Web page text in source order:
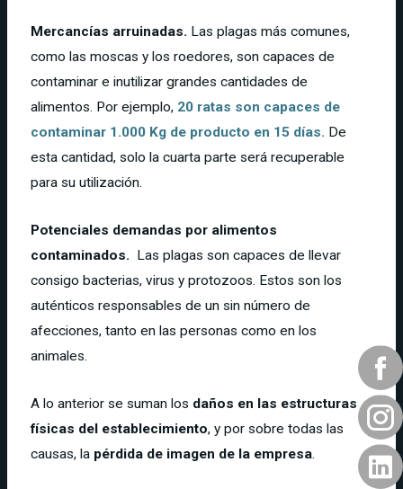
Mercancías arruinadas. Las plagas más comunes,
como las moscas y los roedores, son capaces de
contaminar e inutilizar grandes cantidades de
alimentos. Por ejemplo, 20 ratas son capaces de
contaminar 1.000 Kg de producto en 15 días. De
esta cantidad, solo la cuarta parte será recuperable
para su utilización.
Potenciales demandas por alimentos
contaminados. Las plagas son capaces de llevar
consigo bacterias, virus y protozoos. Estos son los
auténticos responsables de un sin número de
afecciones, tanto en las personas como en los
animales.
A lo anterior se suman los daños en las estructuras
físicas del establecimiento, y por sobre todas las
causas, la pérdida de imagen de la empresa.